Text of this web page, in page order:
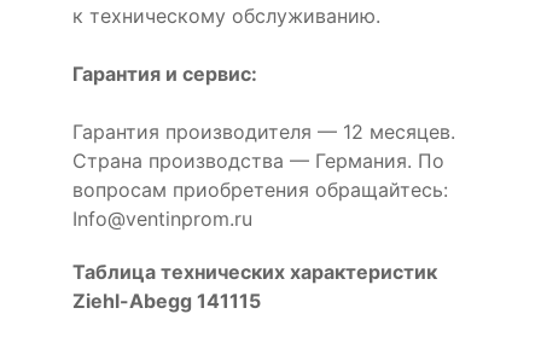
к техническому обслуживанию.
Гарантия и сервис:
Гарантия производителя — 12 месяцев.
Страна производства — Германия. По
вопросам приобретения обращайтесь:
Info@ventinprom.ru
Таблица технических характеристик
Ziehl-Abegg 141115